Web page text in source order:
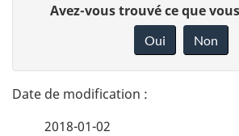
t
a
n
Avez-vous trouvé ce que
Oui Non
2018-01-02